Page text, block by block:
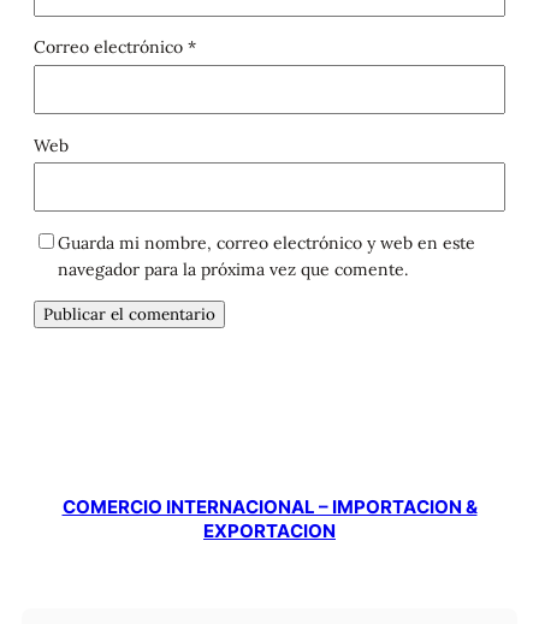
Correo electrónico *
Web
Guarda mi nombre, correo electrónico y web en este
navegador para la próxima vez que comente.
COMERCIO INTERNACIONAL – IMPORTACION &
EXPORTACION